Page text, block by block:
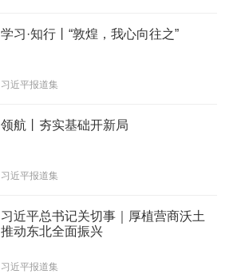
学习·知行丨“敦煌，我心向往之”
习近平报道集
领航丨夯实基础开新局
习近平报道集
习近平总书记关切事｜厚植营商沃土
推动东北全面振兴
习近平报道集